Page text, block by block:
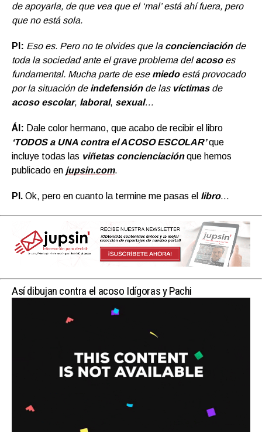
de apoyarla, de que vea que el ‘mal’ está ahí fuera, pero
que no está sola.
PI: Eso es. Pero no te olvides que la concienciaciónde
toda la sociedad ante el grave problema delacosoes
fundamental. Mucha parte de ese miedoestá provocado
por la situación de indefensiónde las víctimasde
acoso escolar, laboral, sexual…
ÁI: Dale color hermano, que acabo de recibir el libro
‘TODOS a UNA contra el ACOSO ESCOLAR’ que
incluye todas las viñetas concienciaciónque hemos
publicado en jupsin.com.
PI. Ok, pero en cuanto la termine me pasas el libro…
Así dibujan contra el acoso Idígoras y Pachi